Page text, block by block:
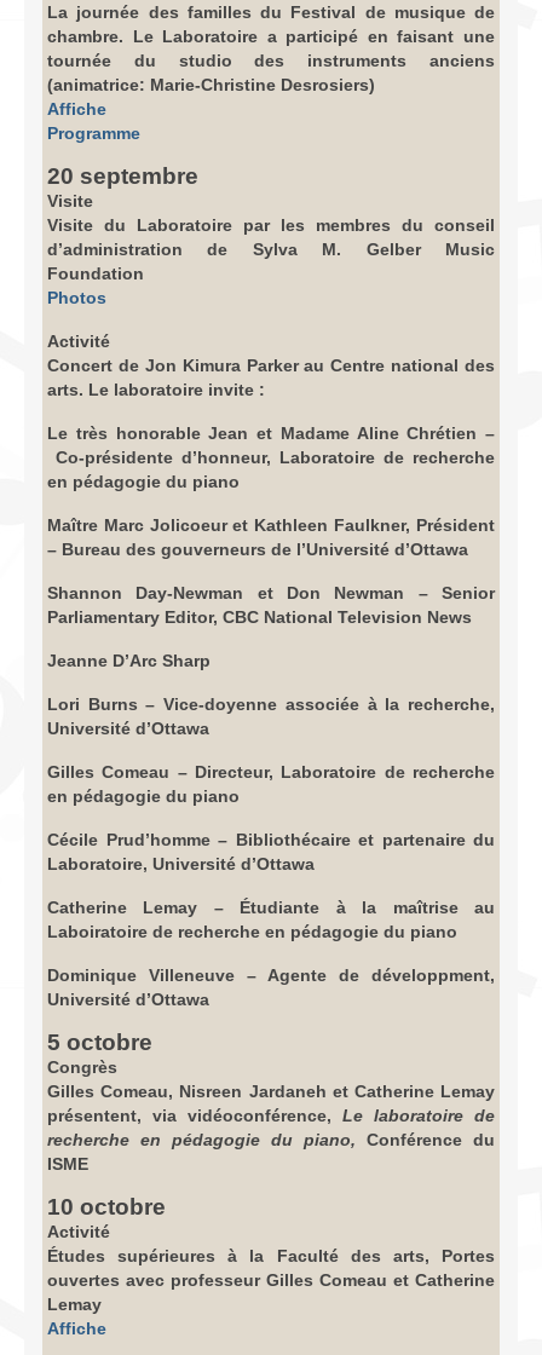
La journée des familles du Festival de musique de
chambre. Le Laboratoire a participé en faisant une
tournée du studio des instruments anciens
(animatrice: Marie-Christine Desrosiers)
Affiche
Programme
20 septembre
Visite
Visite du Laboratoire par les membres du conseil
d’administration de Sylva M. Gelber Music
Foundation
Photos
Activité
Concert de Jon Kimura Parker au Centre national des
arts. Le laboratoire invite :
Le très honorable Jean et Madame Aline Chrétien –
Co-présidente d’honneur, Laboratoire de recherche
en pédagogie du piano
Maître Marc Jolicoeur et Kathleen Faulkner, Président
– Bureau des gouverneurs de l’Université d’Ottawa
Shannon Day-Newman et Don Newman – Senior
Parliamentary Editor, CBC National Television News
Jeanne D’Arc Sharp
Lori Burns – Vice-doyenne associée à la recherche,
Université d’Ottawa
Gilles Comeau – Directeur, Laboratoire de recherche
en pédagogie du piano
Cécile Prud’homme – Bibliothécaire et partenaire du
Laboratoire, Université d’Ottawa
Catherine Lemay – Étudiante à la maîtrise au
Laboiratoire de recherche en pédagogie du piano
Dominique Villeneuve – Agente de développment,
Université d’Ottawa
5 octobre
Congrès
Gilles Comeau, Nisreen Jardaneh et Catherine Lemay
présentent, via vidéoconférence, Le laboratoire de
recherche en pédagogie du piano, Conférence du
ISME
10 octobre
Activité
Études supérieures à la Faculté des arts, Portes
ouvertes avec professeur Gilles Comeau et Catherine
Lemay
Affiche